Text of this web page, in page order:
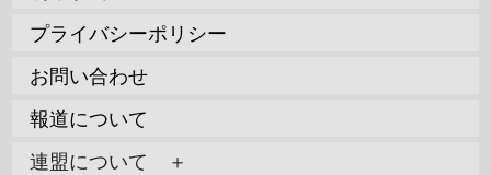
プライバシーポリシー
お問い合わせ
報道について
連盟について ＋